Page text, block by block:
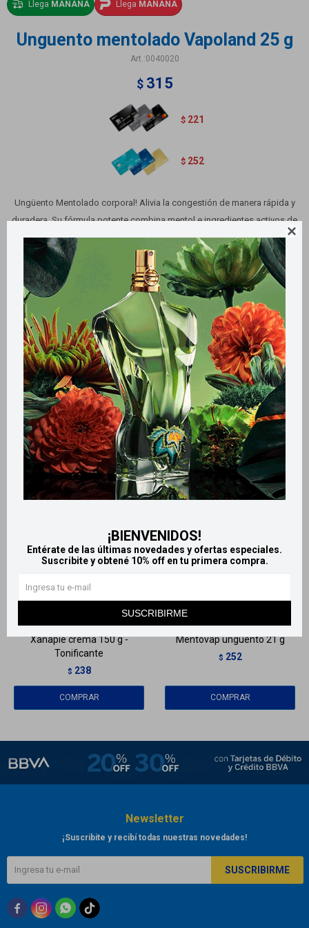

¡BIENVENIDOS!
Entérate de las últimas novedades y ofertas especiales.
Suscribite y obtené 10% off en tu primera compra.
SUSCRIBIRME
Llega MAÑANA Llega MAÑANA
Unguento mentolado Vapoland 25 g
0040020
$ 315
$ 221
$ 252
Ungüento Mentolado corporal! Alivia la congestión de manera rápida y
duradera. Su fórmula potente combina mentol e ingredientes activos de
calidad. Aplica directamente en el cuerpo para un alivio preciso.
Experimenta su textura suave y aroma agradable.
Métodos y costos de envío
Retiros gratuitos en tiendas
Productos que te pueden interesar
LlegaMAÑANA
Xanapie crema 150 g -
Tonificante
$ 238
Mentovap unguento 21 g
$ 252
Newsletter
¡Suscribite y recibí todas nuestras novedades!
SUSCRIBIRME
  